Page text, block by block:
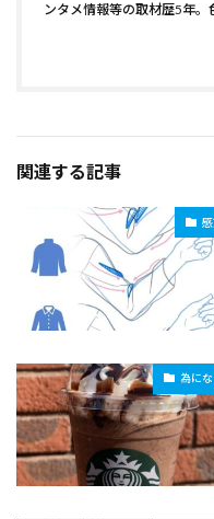
ンタメ情報等の取材歴5年。
関連する記事
為にな